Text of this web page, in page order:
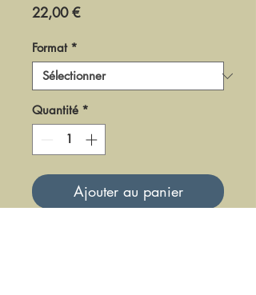
22,00 €Prix
Format *
Quantité *
Ajouter au panier